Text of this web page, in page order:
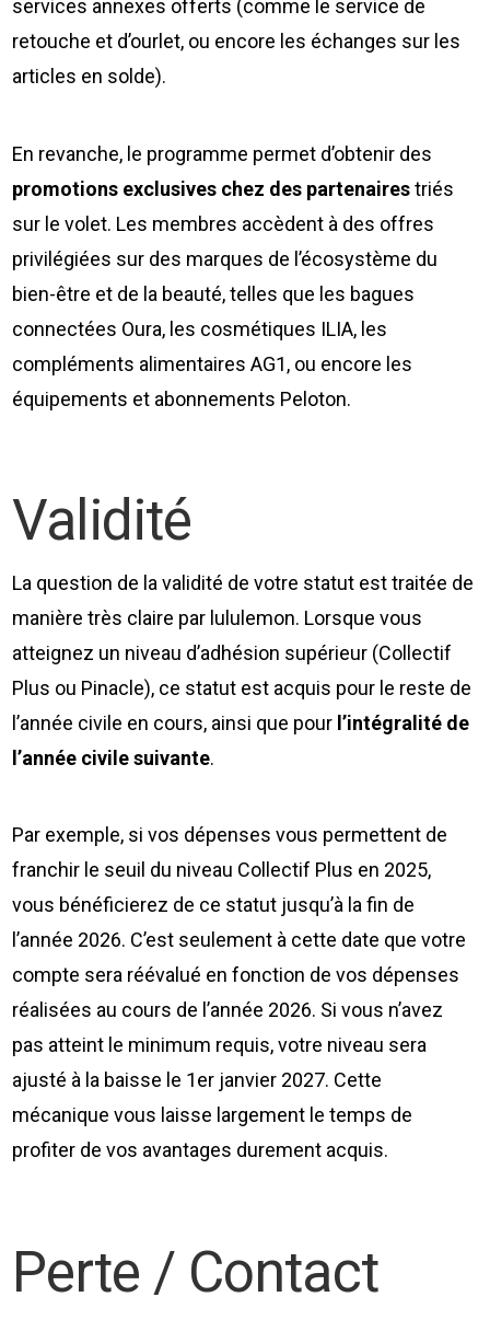
services annexes offerts (comme le service de
retouche et d’ourlet, ou encore les échanges sur les
articles en solde).
En revanche, le programme permet d’obtenir des
promotions exclusives chez des partenairestriés
sur le volet. Les membres accèdent à des offres
privilégiées sur des marques de l’écosystème du
bien-être et de la beauté, telles que les bagues
connectées Oura, les cosmétiques ILIA, les
compléments alimentaires AG1, ou encore les
équipements et abonnements Peloton.
Validité
La question de la validité de votre statut est traitée de
manière très claire par lululemon. Lorsque vous
atteignez un niveau d’adhésion supérieur (Collectif
Plus ou Pinacle), ce statut est acquis pour le reste de
l’année civile en cours, ainsi que pour l’intégralité de
l’année civile suivante.
Par exemple, si vos dépenses vous permettent de
franchir le seuil du niveau Collectif Plus en 2025,
vous bénéficierez de ce statut jusqu’à la fin de
l’année 2026. C’est seulement à cette date que votre
compte sera réévalué en fonction de vos dépenses
réalisées au cours de l’année 2026. Si vous n’avez
pas atteint le minimum requis, votre niveau sera
ajusté à la baisse le 1er janvier 2027. Cette
mécanique vous laisse largement le temps de
profiter de vos avantages durement acquis.
Perte / Contact